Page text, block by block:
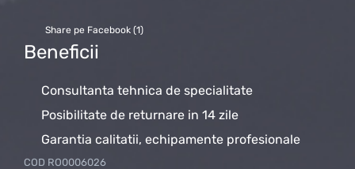
Share pe Facebook (1)
Beneficii
Consultanta tehnica de specialitate
Posibilitate de returnare in 14 zile
Garantia calitatii, echipamente profesionale
COD RO0006026